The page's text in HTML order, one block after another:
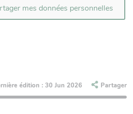
mes données personnelles
édition : 30 Jun 2026 Partager